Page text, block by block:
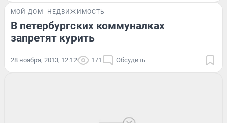
МОЙ ДОМ НЕДВИЖИМОСТЬ
В петербургских коммуналках
запретят курить
28 ноября, 2013, 12:12 171 Обсудить